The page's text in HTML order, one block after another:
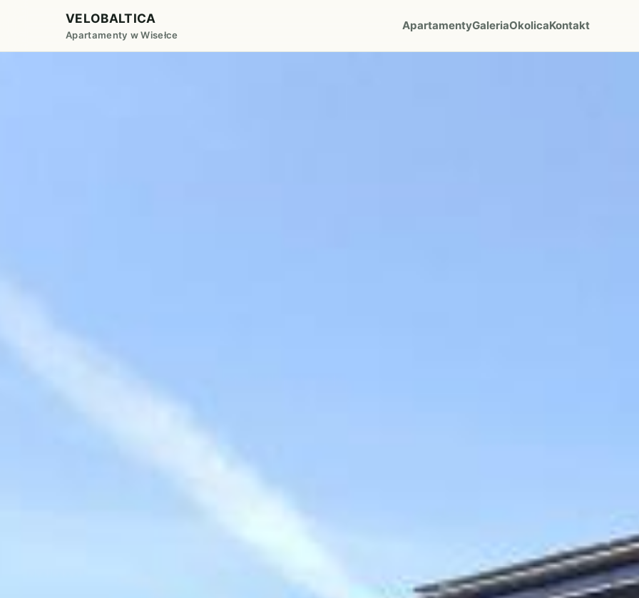
VELOBALTICA
Apartamenty w Wisełce
ApartamentyGaleriaOkolicaKontakt